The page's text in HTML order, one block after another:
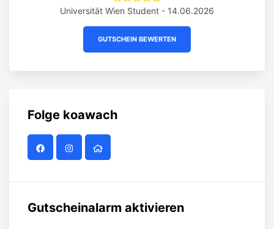
Universität Wien Student - 14.06.2026
GUTSCHEIN BEWERTEN
Folge koawach
Gutscheinalarm aktivieren